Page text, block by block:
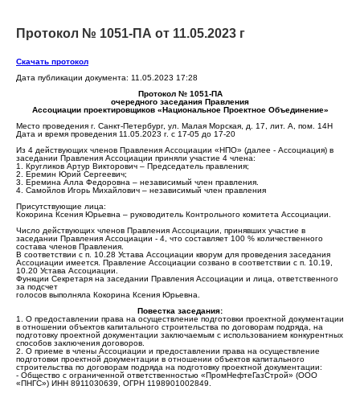
Протокол № 1051-ПА от 11.05.2023 г
Скачать протокол
Дата публикации документа: 11.05.2023 17:28
Протокол № 1051-ПА
очередного заседания Правления
Ассоциации проектировщиков «Национальное Проектное Объединение»
Место проведения г. Санкт-Петербург, ул. Малая Морская, д. 17, лит. А, пом. 14Н
Дата и время проведения 11.05.2023 г. с 17-05 до 17-20
Из 4 действующих членов Правления Ассоциации «НПО» (далее - Ассоциация) в
заседании Правления Ассоциации приняли участие 4 члена:
1. Кругликов Артур Викторович – Председатель правления;
2. Еремин Юрий Сергеевич;
3. Еремина Алла Федоровна – независимый член правления.
4. Самойлов Игорь Михайлович – независимый член правления
Присутствующие лица:
Кокорина Ксения Юрьевна – руководитель Контрольного комитета Ассоциации.
Число действующих членов Правления Ассоциации, принявших участие в
заседании Правления Ассоциации - 4, что составляет 100 % количественного
состава членов Правления.
В соответствии с п. 10.28 Устава Ассоциации кворум для проведения заседания
Ассоциации имеется. Правление Ассоциации созвано в соответствии с п. 10.19,
10.20 Устава Ассоциации.
Функции Секретаря на заседании Правления Ассоциации и лица, ответственного
за подсчет
голосов выполняла Кокорина Ксения Юрьевна.
Повестка заседания:
1. О предоставлении права на осуществление подготовки проектной документации
в отношении объектов капитального строительства по договорам подряда, на
подготовку проектной документации заключаемым с использованием конкурентных
способов заключения договоров.
2. О приеме в члены Ассоциации и предоставлении права на осуществление
подготовки проектной документации в отношении объектов капитального
строительства по договорам подряда на подготовку проектной документации:
- Общество с ограниченной ответственностью «ПромНефтеГазСтрой» (ООО
«ПНГС») ИНН 8911030639, ОГРН 1198901002849.